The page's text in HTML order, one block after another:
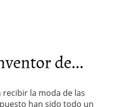
de...
recibir la moda de las
han sido todo un